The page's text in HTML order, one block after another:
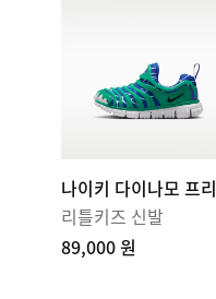
나이키 다이나모 프리
리틀키즈 신발
89,000 원